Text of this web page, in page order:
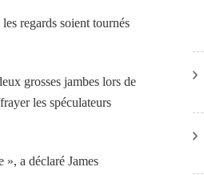
regards soient tournés
grosses jambes lors de
les spéculateurs
», a déclaré James